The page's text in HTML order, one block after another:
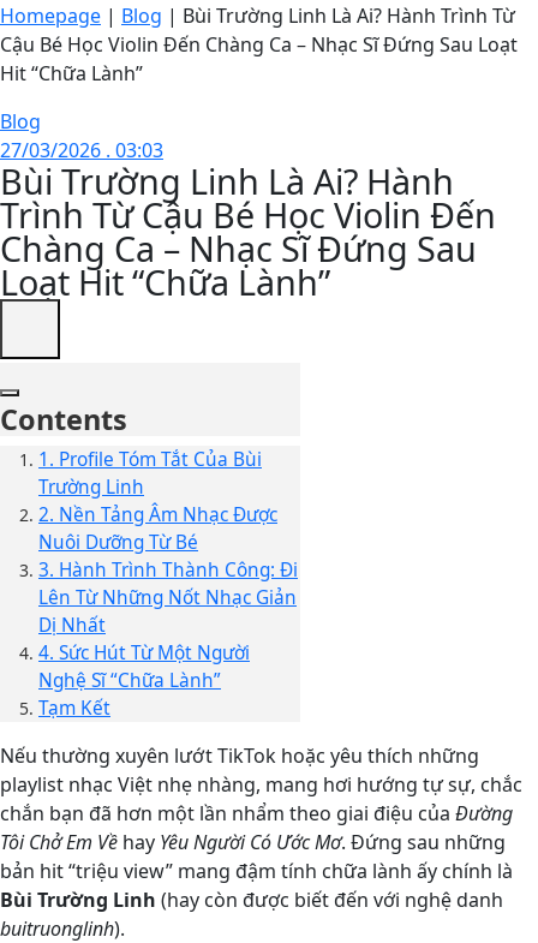
Homepage | Blog | Bùi Trường Linh Là Ai? Hành Trình Từ
Cậu Bé Học Violin Đến Chàng Ca – Nhạc Sĩ Đứng Sau Loạt
Hit “Chữa Lành”
Blog
27/03/2026 . 03:03
Bùi Trường Linh Là Ai? Hành
Trình Từ Cậu Bé Học Violin Đến
Chàng Ca – Nhạc Sĩ Đứng Sau
Loạt Hit “Chữa Lành”
Contents
1. Profile Tóm Tắt Của Bùi
Trường Linh
2. Nền Tảng Âm Nhạc Được
Nuôi Dưỡng Từ Bé
3. Hành Trình Thành Công: Đi
Lên Từ Những Nốt Nhạc Giản
Dị Nhất
4. Sức Hút Từ Một Người
Nghệ Sĩ “Chữa Lành”
Tạm Kết
Nếu thường xuyên lướt TikTok hoặc yêu thích những
playlist nhạc Việt nhẹ nhàng, mang hơi hướng tự sự, chắc
chắn bạn đã hơn một lần nhẩm theo giai điệu của Đường
Tôi Chở Em Về hay Yêu Người Có Ước Mơ. Đứng sau những
bản hit “triệu view” mang đậm tính chữa lành ấy chính là
Bùi Trường Linh (hay còn được biết đến với nghệ danh
buitruonglinh).